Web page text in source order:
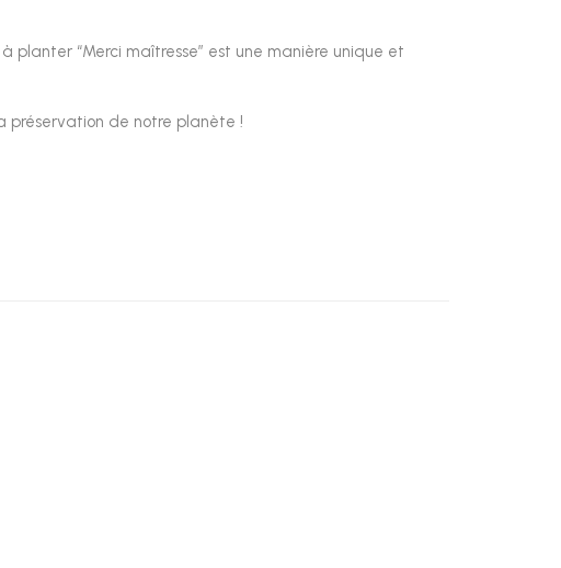
“Merci maîtresse” est une manière unique et
de notre planète !